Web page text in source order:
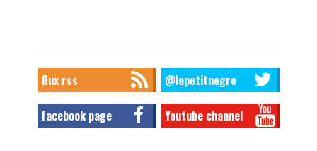
flux rss @lepetitnegre
facebook page Youtube channel